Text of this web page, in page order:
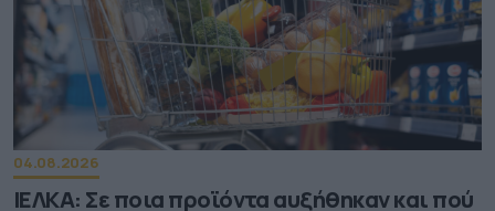
04.08.2026
ΙΕΛΚΑ: Σε ποια προϊόντα αυξήθηκαν και πού